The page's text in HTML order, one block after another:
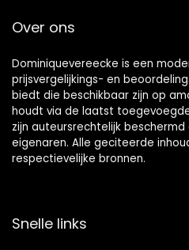
Over ons
Dominiquevereecke is een
prijsvergelijkings- en
biedt die beschikbaar zijn op
houdt via de laatst
zijn auteursrechtelijk
eigenaren. Alle geciteerde
respectievelijke bronnen.
Snelle links